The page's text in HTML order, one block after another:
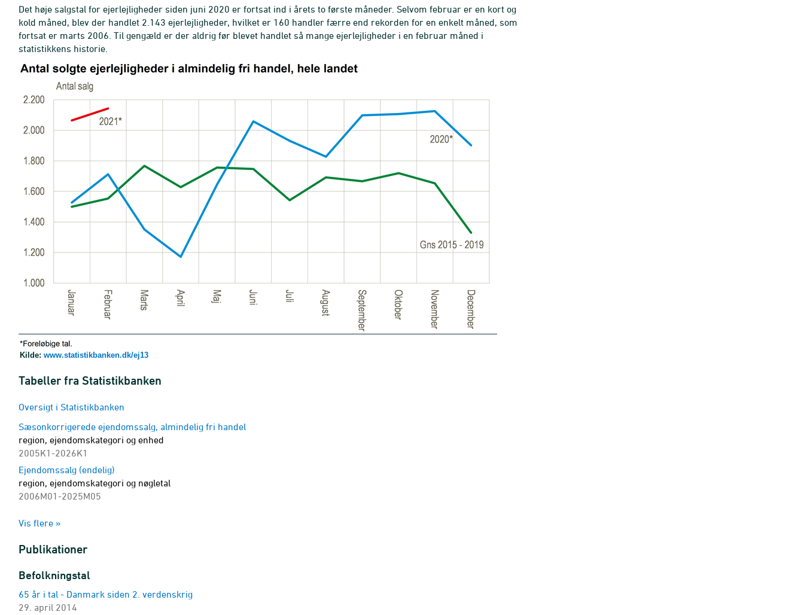
Det høje salgstal for ejerlejligheder siden juni 2020 er fortsat ind i årets to første måneder. Selvom februar er en kort og
kold måned, blev der handlet 2.143 ejerlejligheder, hvilket er 160 handler færre end rekorden for en enkelt måned, som
fortsat er marts 2006. Til gengæld er der aldrig før blevet handlet så mange ejerlejligheder i en februar måned i
statistikkens historie.
Kilde: www.statistikbanken.dk/ej13
Tabeller fra Statistikbanken
Oversigt i Statistikbanken
Sæsonkorrigerede ejendomssalg, almindelig fri handel
region, ejendomskategori og enhed
2005K1-2026K1
Ejendomssalg (endelig)
region, ejendomskategori og nøgletal
2006M01-2025M05
ejendomskategori og enhed
Prisindeks for ejendomssalg
område, ejendomskategori og enhed
1992K1-2026K1 - Indeks
Prisindeks for ejendomssalg
ejendomskategori og enhed
Vis flere »
Publikationer
Befolkningstal
65 år i tal - Danmark siden 2. verdenskrig
29. april 2014